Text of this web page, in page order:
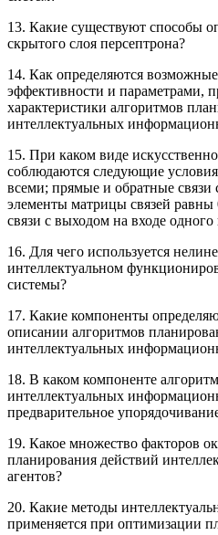
13. Какие существуют способы
скрытого слоя персептрона?
14. Как определяются
эффективности и параметрами,
характеристики алгоритмов
интеллектуальных
15. При каком виде
соблюдаются следующие
всеми; прямые и обратные
элементы матрицы связей
связи с выходом на входе одного
16. Для чего используется
интеллектуальном
системы?
17. Какие компоненты
описании алгоритмов
интеллектуальных
18. В каком компоненте
интеллектуальных
предварительное
19. Какое множество факторов
планирования действий
агентов?
20. Какие методы
применяется при оптимизации